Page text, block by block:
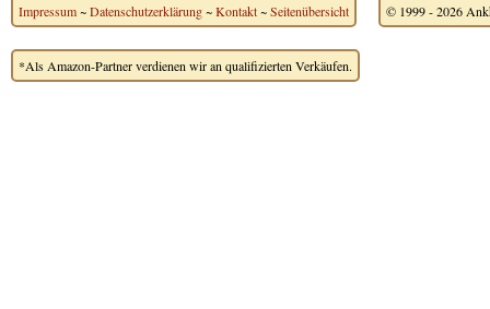
Impressum~Datenschutzerklärung~Kontakt~Seitenübersicht © 1999 - 2026
*Als Amazon-Partner verdienen wir an qualifizierten Verkäufen.